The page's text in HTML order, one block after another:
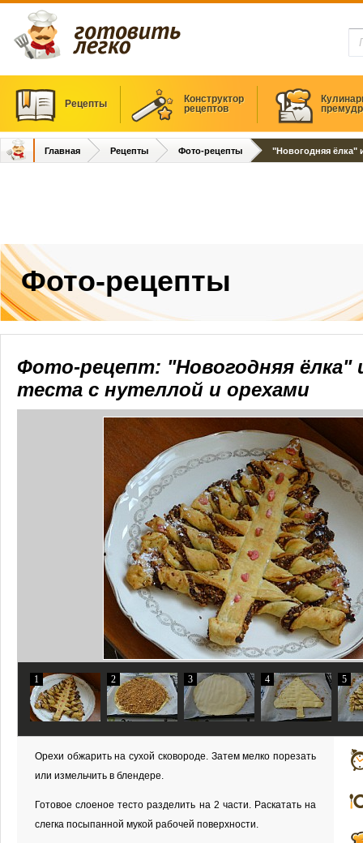
Рецепты
Конструктор
рецептов
Главная Рецепты Фото-рецепты "Новогодняя ёлка"
Фото-рецепты
Фото-рецепт: "Новогодняя ёлка"
теста с нутеллой и орехами
1 2 3 4 5
Орехи обжарить на сухой сковороде. Затем мелко порезать
или измельчить в блендере.
Готовое слоеное тесто разделить на 2 части. Раскатать на
слегка посыпанной мукой рабочей поверхности.